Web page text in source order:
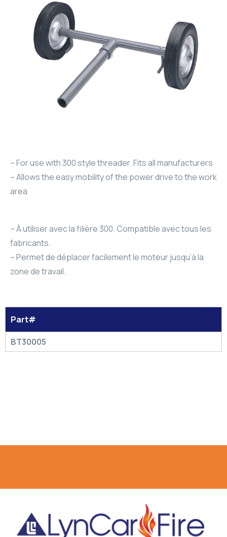
– For use with 300 style threader. Fits all manufacturers
– Allows the easy mobility of the power drive to the work
area
– À utiliser avec la filière 300. Compatible avec tous les
fabricants.
– Permet de déplacer facilement le moteur jusqu’à la
zone de travail.
Part#
BT30005